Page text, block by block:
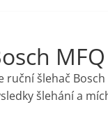
ruční šlehač
šlehání a